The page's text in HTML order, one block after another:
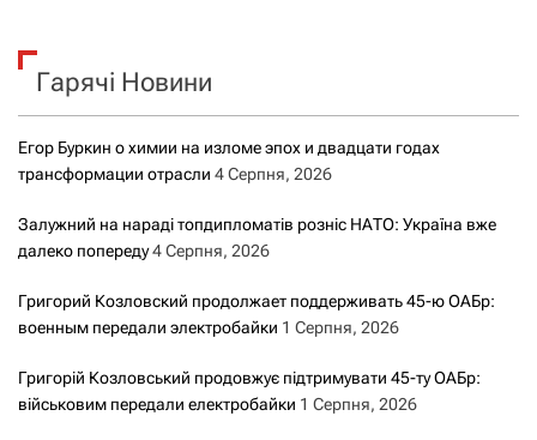
к
Гарячі Новини
Егор Буркин о химии на изломе эпох и двадцати годах
трансформации отрасли 4 Серпня, 2026
Залужний на нараді топдипломатів розніс НАТО: Україна вже
далеко попереду4 Серпня, 2026
Григорий Козловский продолжает поддерживать 45-ю ОАБр:
военным передали электробайки 1 Серпня, 2026
Григорій Козловський продовжує підтримувати 45-ту ОАБр:
військовим передали електробайки 1 Серпня, 2026